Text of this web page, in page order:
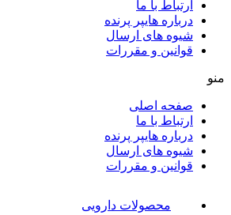
ارتباط با ما
درباره هایپر پرنده
شیوه های ارسال
قوانین و مقررات
منو
صفحه اصلی
ارتباط با ما
درباره هایپر پرنده
شیوه های ارسال
قوانین و مقررات
محصولات دارویی